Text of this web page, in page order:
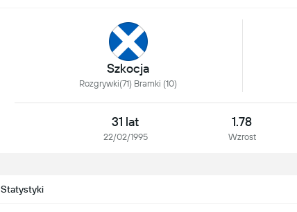
Szkocja
Rozgrywki(71) Bramki (10)
31 lat
22/02/1995
1.78
Wzrost
Statystyki